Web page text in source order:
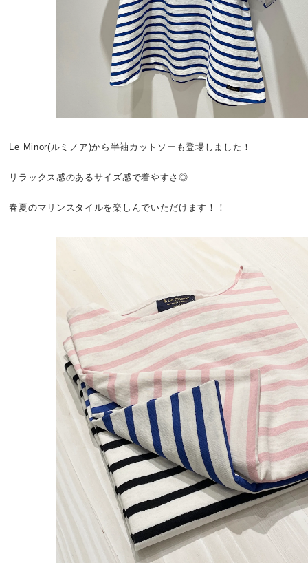
Le Minor(ルミノア)から半袖カットソーも登場しました！
リラックス感のあるサイズ感で着やすさ◎
春夏のマリンスタイルを楽しんでいただけます！！